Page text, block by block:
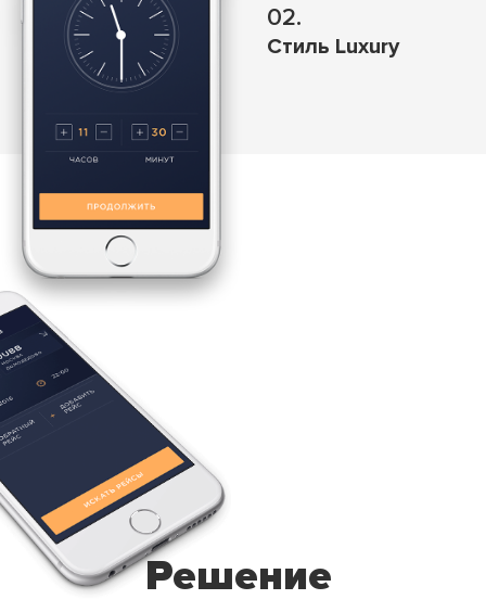
02.
Стиль Luxury
Решение